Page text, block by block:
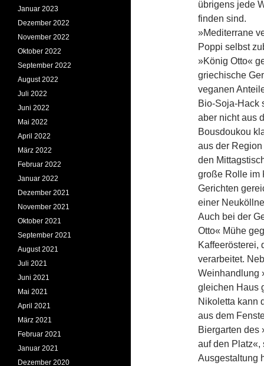
übrigens jede
finden sind.
»Mediterrane
Poppi selbst
»König Otto«
griechische
veganen
Bio-Soja-Hack
aber nicht aus
Bousdoukou
aus der
den
große Rolle im
Gerichten
einer
Auch bei der
Otto« Mühe
Kaffeerösterei,
verarbeitet.
Weinhandlung
gleichen Haus
Nikoletta kann
aus dem
Biergarten des
auf den Platz«,
Ausgestaltung
Januar 2023
Dezember 2022
November 2022
Oktober 2022
September 2022
August 2022
Juli 2022
Juni 2022
Mai 2022
April 2022
März 2022
Februar 2022
Januar 2022
Dezember 2021
November 2021
Oktober 2021
September 2021
August 2021
Juli 2021
Juni 2021
Mai 2021
April 2021
März 2021
Februar 2021
Januar 2021
Dezember 2020